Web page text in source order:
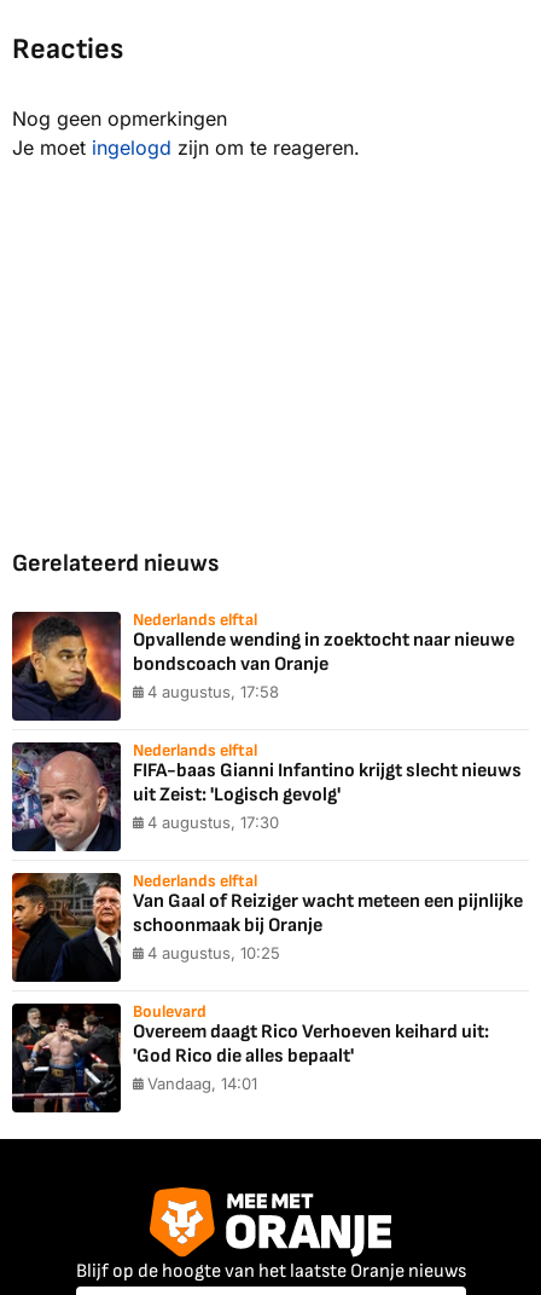
Reacties
Nog geen opmerkingen
Je moet ingelogd zijn om te reageren.
Gerelateerd nieuws
Nederlands elftal
Opvallende wending in zoektocht naar nieuwe
bondscoach van Oranje
4 augustus, 17:58
Nederlands elftal
FIFA-baas Gianni Infantino krijgt slecht nieuws
uit Zeist: 'Logisch gevolg'
4 augustus, 17:30
Nederlands elftal
Van Gaal of Reiziger wacht meteen een pijnlijke
schoonmaak bij Oranje
4 augustus, 10:25
Boulevard
Overeem daagt Rico Verhoeven keihard uit:
'God Rico die alles bepaalt'
Vandaag, 14:01
Blijf op de hoogte van het laatste Oranje nieuws